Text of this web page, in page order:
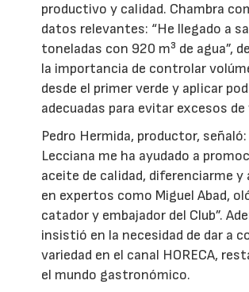
productivo y calidad. Chambra
datos relevantes: “He llegado a
toneladas con 920 m³ de agua”,
la importancia de controlar
desde el primer verde y aplicar
adecuadas para evitar excesos de
Pedro Hermida, productor, señaló:
Lecciana me ha ayudado a
aceite de calidad, diferenciarme y
en expertos como Miguel Abad,
catador y embajador del Club”.
insistió en la necesidad de dar a
variedad en el canal HORECA,
el mundo gastronómico.